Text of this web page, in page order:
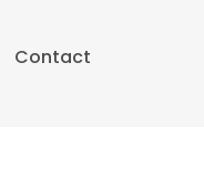
Contact